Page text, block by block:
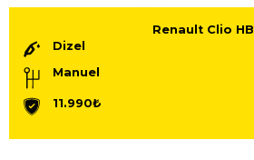
Renault Clio HB
Dizel
Manuel
11.990₺